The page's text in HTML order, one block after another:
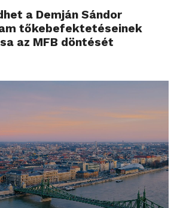
a Demján Sándor
tőkebefektetéseinek
az MFB döntését